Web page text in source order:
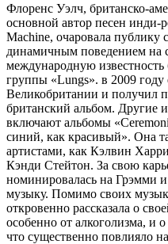
Флоренс Уэлч, британско-
основной автор песен инди-
Machine, очаровала
динамичным поведением на
международную
группы «Lungs». в 2009 году
Великобритании и получил
британский альбом. Другие
включают альбомы
синий, как красивый». Она
артистами, как Кэлвин
Кэнди Стейтон. За свою
номинировалась на Грэмми
музыку. Помимо своих
откровенно рассказала о
особенно от алкоголизма, и
что существенно повлияло